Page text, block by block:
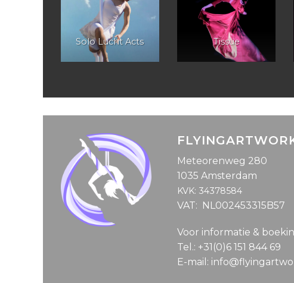
Solo Lucht Acts Tissue
Meteorenweg 280
1035 Amsterdam
KVK: 34378584
VAT: NL002453315B57
Voor informatie &
Tel.: +31(0)6 151 844 69
E-mail: